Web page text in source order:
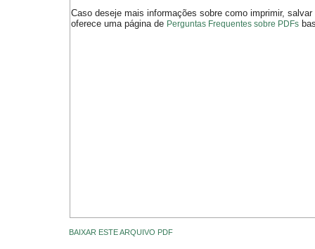
Caso deseje mais informações sobre como imprimir,
oferece uma página de Perguntas Frequentes sobre PDFs
BAIXAR ESTE ARQUIVO PDF